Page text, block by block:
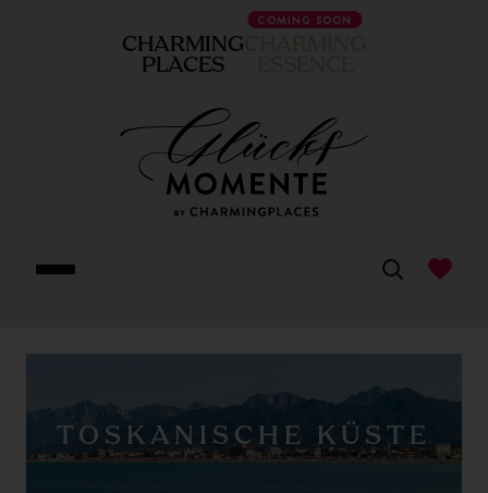
CHARMING
PLACES
COMING SOON
TOSKANISCHE KÜSTE